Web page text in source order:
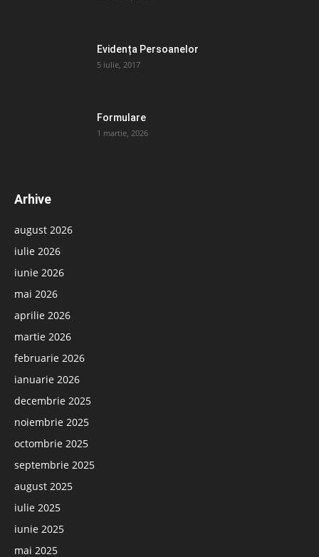
Evidența Persoanelor
5 iulie, 2017
Formulare
1 martie, 2026
Arhive
august 2026
iulie 2026
iunie 2026
mai 2026
aprilie 2026
martie 2026
februarie 2026
ianuarie 2026
decembrie 2025
noiembrie 2025
octombrie 2025
septembrie 2025
august 2025
iulie 2025
iunie 2025
mai 2025